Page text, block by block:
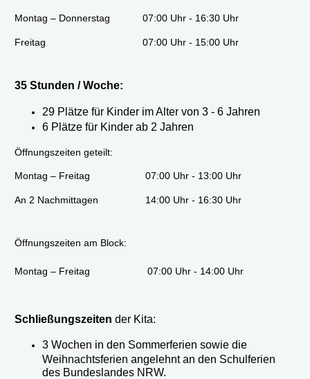
Montag – Donnerstag 07:00 Uhr - 16:30 Uhr
Freitag 07:00 Uhr - 15:00 Uhr
35 Stunden / Woche:
29 Plätze für Kinder im Alter von 3 - 6 Jahren
6 Plätze für Kinder ab 2 Jahren
Öffnungszeiten geteilt:
Montag – Freitag 07:00 Uhr - 13:00 Uhr
An 2 Nachmittagen 14:00 Uhr - 16:30 Uhr
Öffnungszeiten am Block:
Montag – Freitag 07:00 Uhr - 14:00 Uhr
Schließungszeiten der Kita:
3 Wochen in den Sommerferien sowie die
Weihnachtsferien angelehnt an den Schulferien
des Bundeslandes NRW.